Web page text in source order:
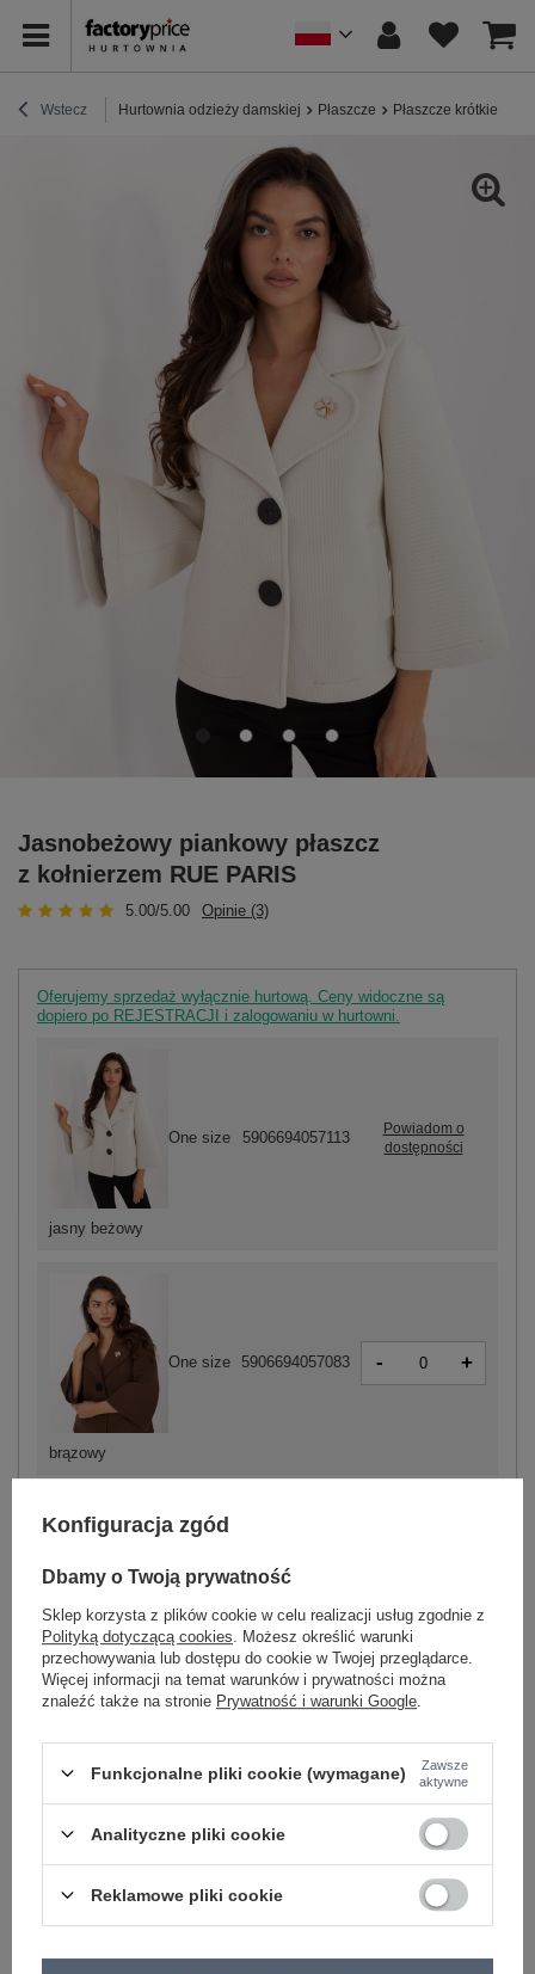
Wstecz Hurtownia odzieży damskiej Płaszcze Płaszcze krótkie
Jasnobeżowy piankowy płaszcz
z kołnierzem RUE PARIS
5.00/5.00 Opinie (3)
Oferujemy sprzedaż wyłącznie hurtową. Ceny widoczne są
dopiero po REJESTRACJI i zalogowaniu w hurtowni.
brązowy
One size 5906694057083 - +
jasny beżowy
One size 5906694057113
Powiadom o
dostępności
ZALOGUJ SIĘ I ZOBACZ CENĘ
Masz pytanie? Chętnie pomożemy.
Zadzwoń+48 601 547 740 Zadaj pytanie
skład materiału : 91% poliester, 5% wiskoza, 3%
sposób prania : pranie w pralce w 30°C
RUE PARIS
elegancki
Konfiguracja zgód
Dbamy o Twoją prywatność
Sklep korzysta z plików cookie w celu realizacji usług zgodnie z
Polityką dotyczącą cookies . Możesz określić warunki
przechowywania lub dostępu do cookie w Twojej przeglądarce.
Więcej informacji na temat warunków i prywatności można
znaleźć także na stronie Prywatność i warunki Google
Funkcjonalne pliki cookie (wymagane)
Zawsze
aktywne
Analityczne pliki cookie
Reklamowe pliki cookie